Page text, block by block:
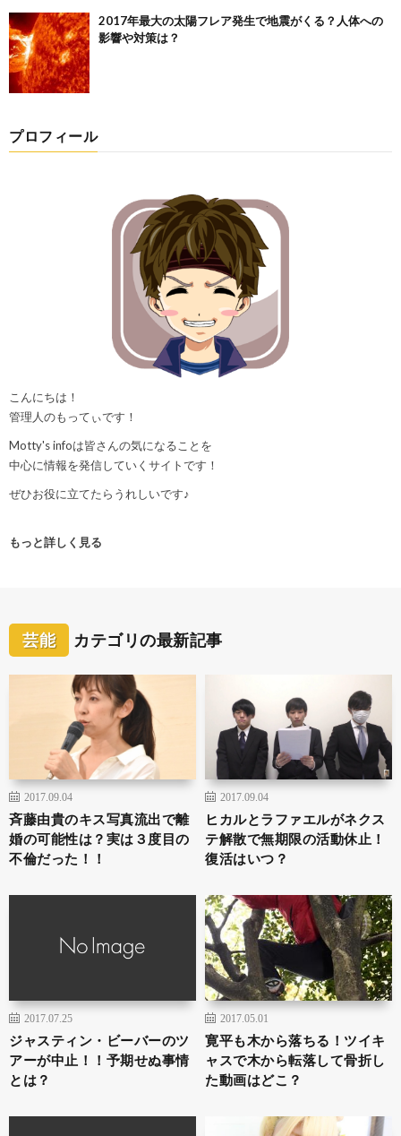
2017年最大の太陽フレア発生で地震がくる？人体への
影響や対策は？
プロフィール
こんにちは！
管理人のもってぃです！
Motty's infoは皆さんの気になることを
中心に情報を発信していくサイトです！
ぜひお役に立てたらうれしいです♪
もっと詳しく見る
芸能 カテゴリの最新記事
2017.09.04
斉藤由貴のキス写真流出で離
婚の可能性は？実は３度目の
不倫だった！！
2017.09.04
ヒカルとラファエルがネクス
テ解散で無期限の活動休止！
復活はいつ？
2017.07.25
ジャスティン・ビーバーのツ
アーが中止！！予期せぬ事情
とは？
2017.05.01
寛平も木から落ちる！ツイキ
ャスで木から転落して骨折し
た動画はどこ？